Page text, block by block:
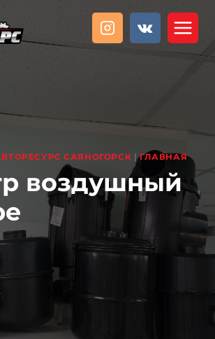
САЯНОГОРСК |ГЛАВНАЯ
воздушный